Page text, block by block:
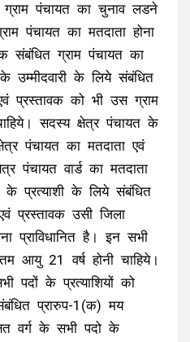
ग्राम पंचायत का चुनाव लडने
पंचायत का मतदाता होना
संबंधित ग्राम पंचायत का
उम्मीदवारी के लिये संबंधित
प्रस्तावक को भी उस ग्राम
सदस्य क्षेत्र पंचायत के
पंचायत का मतदाता एवं
पंचायत वार्ड का मतदाता
के प्रत्याशी के लिये संबंधित
प्रस्तावक उसी जिला
प्राविधानित है। इन सभी
आयु 21 वर्ष होनी चाहिये।
पदों के प्रत्याशियों को
प्रारुप-1(क) मय
वर्ग के सभी पदो के